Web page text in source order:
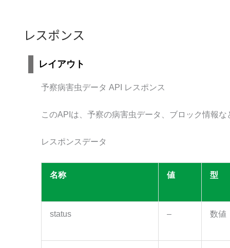
レスポンス
レイアウト
予察病害虫データ API レスポンス
このAPIは、予察の病害虫データ、ブロック情報な
レスポンスデータ
名称 値 型
status – 数値